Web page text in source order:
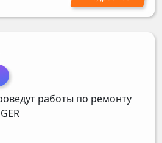
работы по ремонту